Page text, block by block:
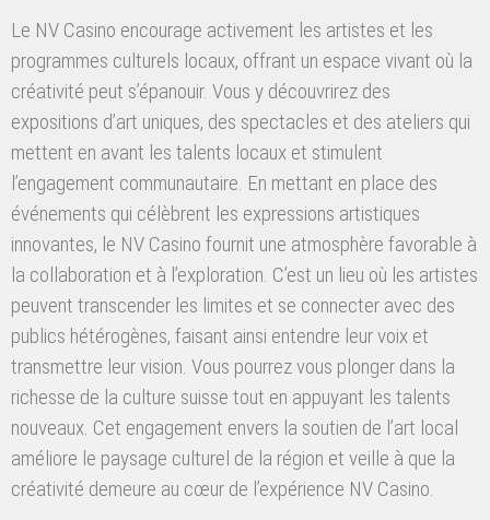
Le NV Casino encourage activement les artistes et les
programmes culturels locaux, offrant un espace vivant où la
créativité peut s’épanouir. Vous y découvrirez des
expositions d’art uniques, des spectacles et des ateliers qui
mettent en avant les talents locaux et stimulent
l’engagement communautaire. En mettant en place des
événements qui célèbrent les expressions artistiques
innovantes, le NV Casino fournit une atmosphère favorable à
la collaboration et à l’exploration. C’est un lieu où les artistes
peuvent transcender les limites et se connecter avec des
publics hétérogènes, faisant ainsi entendre leur voix et
transmettre leur vision. Vous pourrez vous plonger dans la
richesse de la culture suisse tout en appuyant les talents
nouveaux. Cet engagement envers la soutien de l’art local
améliore le paysage culturel de la région et veille à que la
créativité demeure au cœur de l’expérience NV Casino.